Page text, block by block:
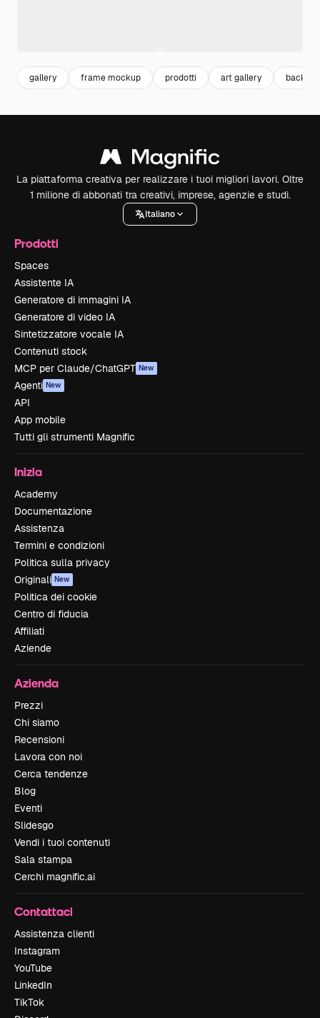
gallery frame mockup prodotti art gallery
La piattaforma creativa per realizzare i tuoi migliori lavori. Oltre
1 milione di abbonati tra creativi, imprese, agenzie e studi.
Italiano
Prodotti
Spaces
Assistente IA
Generatore di immagini IA
Generatore di video IA
Sintetizzatore vocale IA
Contenuti stock
MCP per Claude/ChatGPT New
Agenti New
API
App mobile
Tutti gli strumenti Magnific
Inizia
Academy
Documentazione
Assistenza
Termini e condizioni
Politica sulla privacy
Originali New
Politica dei cookie
Centro di fiducia
Affiliati
Aziende
Azienda
Prezzi
Chi siamo
Recensioni
Lavora con noi
Cerca tendenze
Blog
Eventi
Slidesgo
Vendi i tuoi contenuti
Sala stampa
Cerchi magnific.ai
Contattaci
Assistenza clienti
Instagram
YouTube
LinkedIn
TikTok